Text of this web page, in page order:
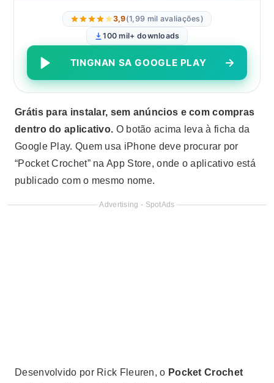
3,9(1,99 mil avaliações)
100 mil+ downloads
TINGNAN SA GOOGLE PLAY
Grátis para instalar, sem anúncios e com compras
dentro do aplicativo. O botão acima leva à ficha da
Google Play. Quem usa iPhone deve procurar por
“Pocket Crochet” na App Store, onde o aplicativo está
publicado com o mesmo nome.
Advertising - SpotAds
Desenvolvido por Rick Fleuren, o Pocket Crochet